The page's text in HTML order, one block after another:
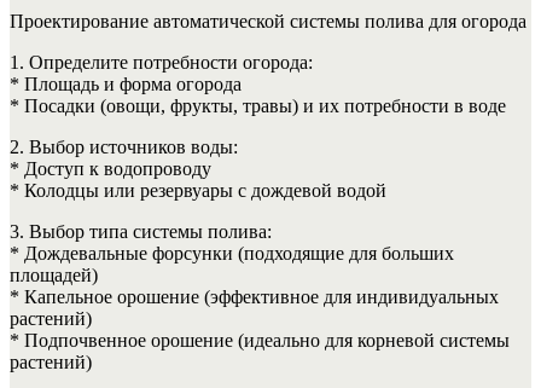
Проектирование автоматической системы полива для огорода
1. Определите потребности огорода:
* Площадь и форма огорода
* Посадки (овощи, фрукты, травы) и их потребности в воде
2. Выбор источников воды:
* Доступ к водопроводу
* Колодцы или резервуары с дождевой водой
3. Выбор типа системы полива:
* Дождевальные форсунки (подходящие для больших
площадей)
* Капельное орошение (эффективное для индивидуальных
растений)
* Подпочвенное орошение (идеально для корневой системы
растений)